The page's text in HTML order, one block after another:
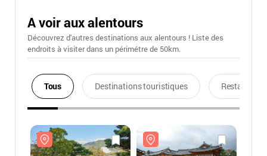
A voir aux alentours
Découvrez d'autres destinations aux alentours ! Liste des
endroits à visiter dans un périmétre de 50km.
Tous Destinations touristiques Restaurants